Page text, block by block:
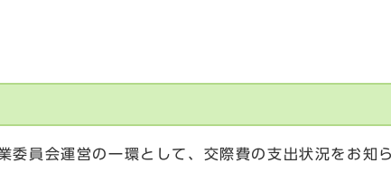
員会運営の一環として、交際費の支出状況をお知